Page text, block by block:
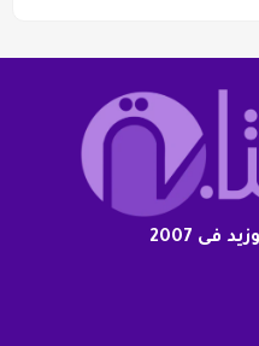
2007